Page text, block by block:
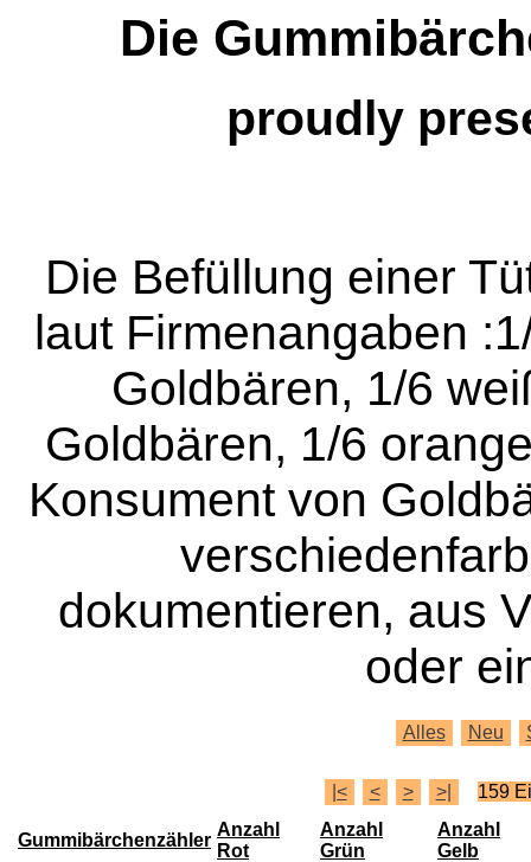
Die
proudly
Die Befüllung einer
laut Firmenangaben
Goldbären, 1/6
Goldbären, 1/6
Konsument von
dokumentieren, aus
oder
Alles Neu
|< < > >| 159
Gummibärchenzähler
Anzahl
Rot
Anzahl
Grün
Anzahl
Gelb